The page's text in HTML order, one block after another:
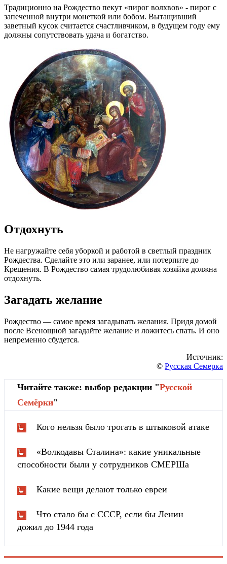
Традиционно на Рождество пекут «пирог волхвов» - пирог с
запеченной внутри монеткой или бобом. Вытащивший
заветный кусок считается счастливчиком, в будущем году ему
должны сопутствовать удача и богатство.
Отдохнуть
Не нагружайте себя уборкой и работой в светлый праздник
Рождества. Сделайте это или заранее, или потерпите до
Крещения. В Рождество самая трудолюбивая хозяйка должна
отдохнуть.
Загадать желание
Рождество — самое время загадывать желания. Придя домой
после Всенощной загадайте желание и ложитесь спать. И оно
непременно сбудется.
Источник:
© Русская Семерка
Читайте также: выбор редакции "Русской
Cемёрки"
Кого нельзя было трогать в штыковой атаке
«Волкодавы Сталина»: какие уникальные
способности были у сотрудников СМЕРШа
Какие вещи делают только евреи
Что стало бы с СССР, если бы Ленин
дожил до 1944 года